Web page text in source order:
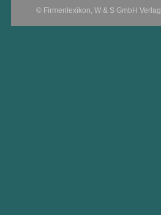
© Firmenlexikon, W & S GmbH Verlag